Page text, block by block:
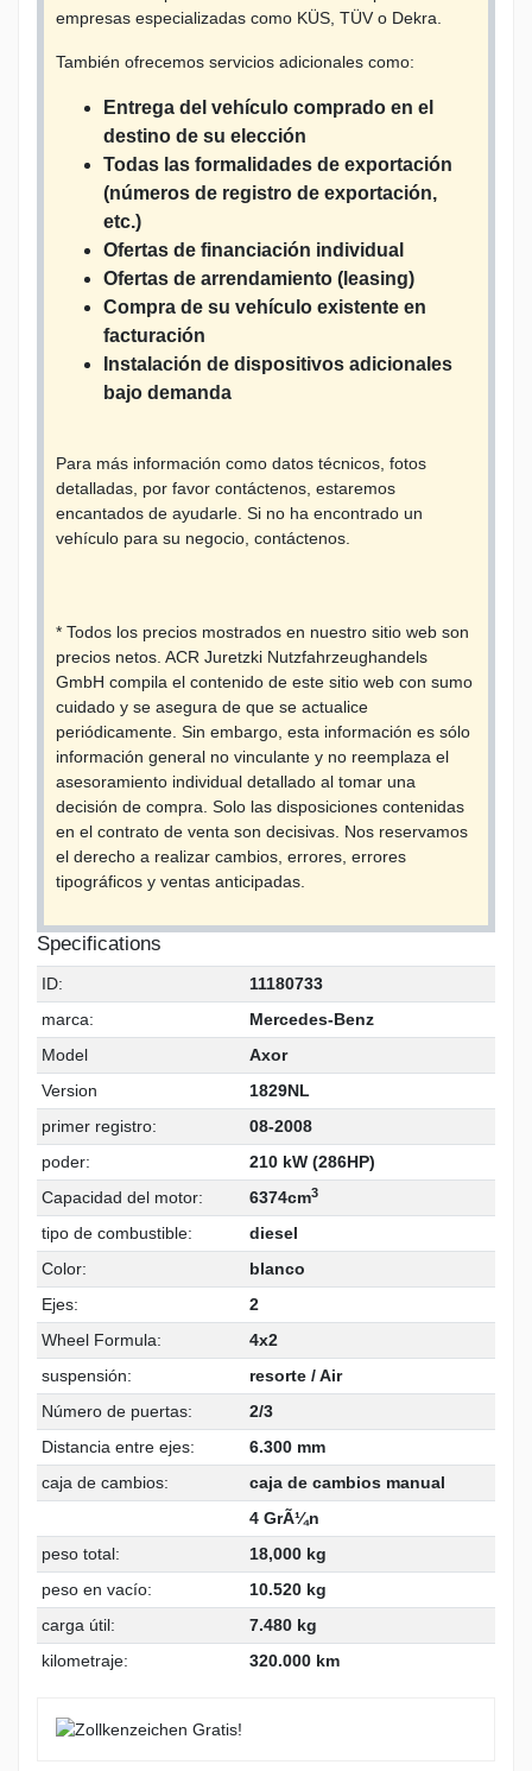
empresas especializadas como KÜS, TÜV o Dekra.
También ofrecemos servicios adicionales como:
Entrega del vehículo comprado en el
destino de su elección
Todas las formalidades de exportación
(números de registro de exportación,
etc.)
Ofertas de financiación individual
Ofertas de arrendamiento (leasing)
Compra de su vehículo existente en
facturación
Instalación de dispositivos adicionales
bajo demanda
Para más información como datos técnicos, fotos
detalladas, por favor contáctenos, estaremos
encantados de ayudarle. Si no ha encontrado un
vehículo para su negocio, contáctenos.
* Todos los precios mostrados en nuestro sitio web son
precios netos. ACR Juretzki Nutzfahrzeughandels
GmbH compila el contenido de este sitio web con sumo
cuidado y se asegura de que se actualice
periódicamente. Sin embargo, esta información es sólo
información general no vinculante y no reemplaza el
asesoramiento individual detallado al tomar una
decisión de compra. Solo las disposiciones contenidas
en el contrato de venta son decisivas. Nos reservamos
el derecho a realizar cambios, errores, errores
tipográficos y ventas anticipadas.
Specifications
ID:
11180733
marca:
Mercedes-Benz
Model
Axor
Version
1829NL
primer registro:
08-2008
poder:
210 kW (286HP)
Capacidad del motor:
6374cm3
tipo de combustible:
diesel
Color:
blanco
Ejes:
2
Wheel Formula:
4x2
suspensión:
resorte / Air
Número de puertas:
2/3
Distancia entre ejes:
6.300 mm
caja de cambios:
caja de cambios manual
4 GrÃ¼n
peso total:
18,000 kg
peso en vacío:
10.520 kg
carga útil:
7.480 kg
kilometraje:
320.000 km